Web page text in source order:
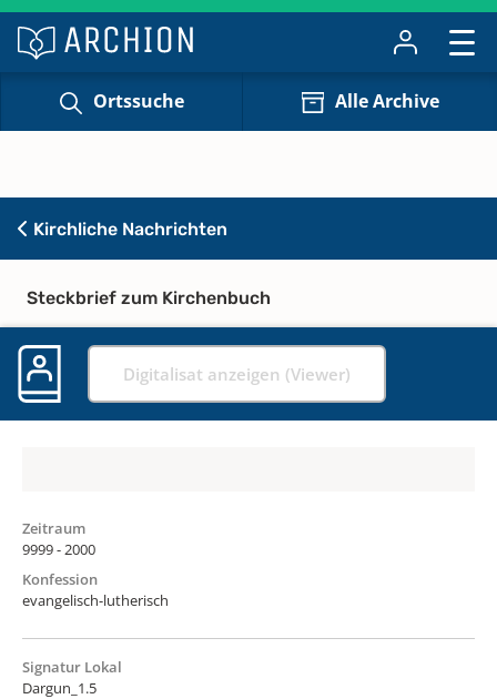
Ortssuche Alle Archive
Kirchliche Nachrichten
Steckbrief zum Kirchenbuch
Digitalisat anzeigen (Viewer)
Zeitraum
9999 - 2000
Konfession
evangelisch-lutherisch
Signatur Lokal
Dargun_1.5